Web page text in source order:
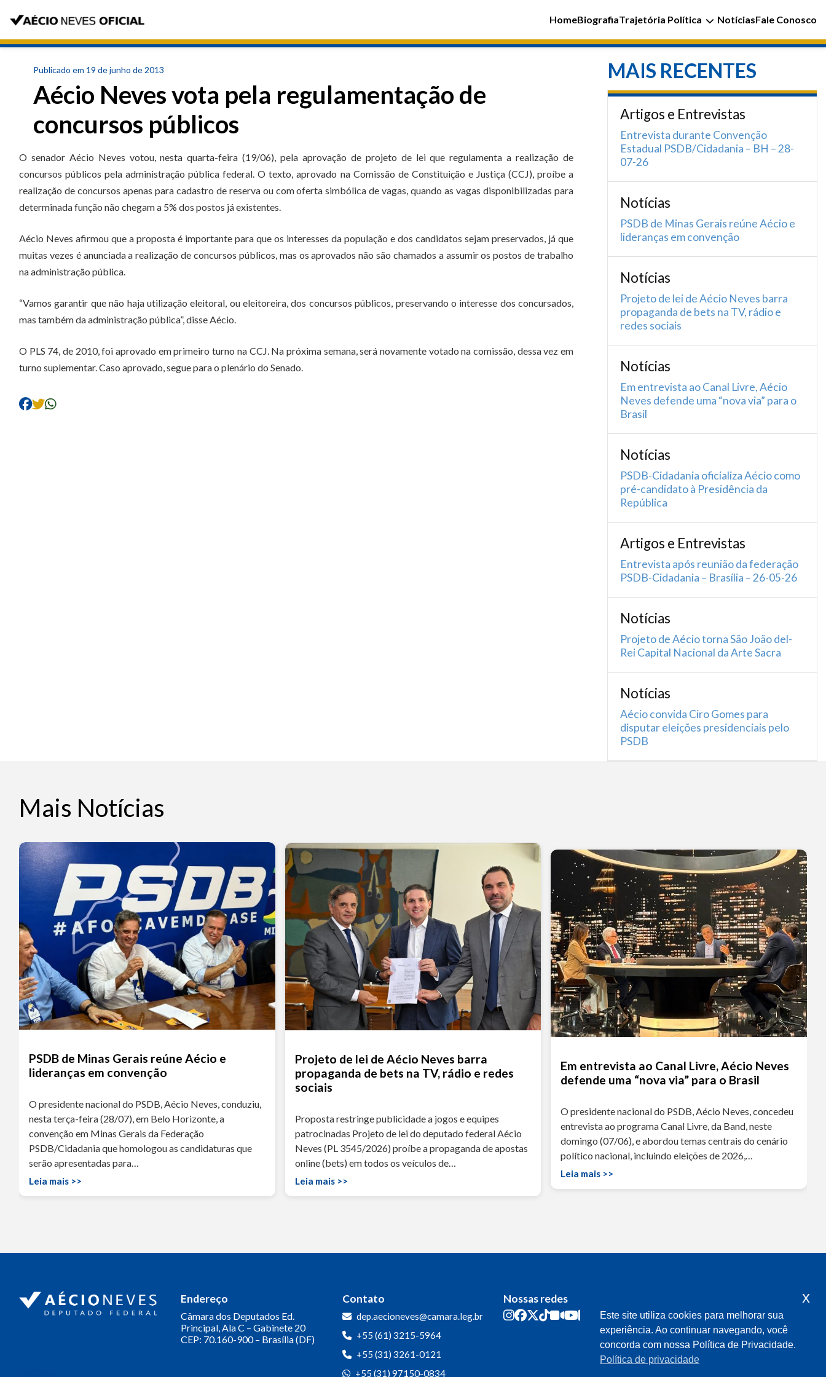
HomeBiografiaTrajetória Política NotíciasFale Conosco
Publicado em 19 de junho de 2013
Aécio Neves vota pela regulamentação de
concursos públicos
O senador Aécio Neves votou, nesta quarta-feira (19/06), pela aprovação de projeto de lei que regulamenta a realização de
concursos públicos pela administração pública federal. O texto, aprovado na Comissão de Constituição e Justiça (CCJ), proíbe a
realização de concursos apenas para cadastro de reserva ou com oferta simbólica de vagas, quando as vagas disponibilizadas para
determinada função não chegam a 5% dos postos já existentes.
Aécio Neves afirmou que a proposta é importante para que os interesses da população e dos candidatos sejam preservados, já que
muitas vezes é anunciada a realização de concursos públicos, mas os aprovados não são chamados a assumir os postos de trabalho
na administração pública.
“Vamos garantir que não haja utilização eleitoral, ou eleitoreira, dos concursos públicos, preservando o interesse dos concursados,
mas também da administração pública”, disse Aécio.
O PLS 74, de 2010, foi aprovado em primeiro turno na CCJ. Na próxima semana, será novamente votado na comissão, dessa vez em
turno suplementar. Caso aprovado, segue para o plenário do Senado.
MAIS RECENTES
Artigos e Entrevistas
Entrevista durante Convenção
Estadual PSDB/Cidadania – BH – 28-
07-26
Notícias
PSDB de Minas Gerais reúne Aécio e
lideranças em convenção
Notícias
Projeto de lei de Aécio Neves barra
propaganda de bets na TV, rádio e
redes sociais
Notícias
Em entrevista ao Canal Livre, Aécio
Neves defende uma “nova via” para o
Brasil
Notícias
PSDB-Cidadania oficializa Aécio como
pré-candidato à Presidência da
República
Artigos e Entrevistas
Entrevista após reunião da federação
PSDB-Cidadania – Brasília – 26-05-26
Notícias
Projeto de Aécio torna São João del-
Rei Capital Nacional da Arte Sacra
Notícias
Aécio convida Ciro Gomes para
disputar eleições presidenciais pelo
PSDB
Mais Notícias
PSDB de Minas Gerais reúne Aécio e
lideranças em convenção
O presidente nacional do PSDB, Aécio Neves, conduziu,
nesta terça-feira (28/07), em Belo Horizonte, a
convenção em Minas Gerais da Federação
PSDB/Cidadania que homologou as candidaturas que
serão apresentadas para…
Leia mais >>
Projeto de lei de Aécio Neves barra
propaganda de bets na TV, rádio e redes
sociais
Proposta restringe publicidade a jogos e equipes
patrocinadas Projeto de lei do deputado federal Aécio
Neves (PL 3545/2026) proíbe a propaganda de apostas
online (bets) em todos os veículos de…
Leia mais >>
Em entrevista ao Canal Livre, Aécio Neves
defende uma “nova via” para o Brasil
O presidente nacional do PSDB, Aécio Neves, concedeu
entrevista ao programa Canal Livre, da Band, neste
domingo (07/06), e abordou temas centrais do cenário
político nacional, incluindo eleições de 2026,…
Leia mais >>
Endereço
Câmara dos Deputados Ed.
Principal, Ala C – Gabinete 20
CEP: 70.160-900 – Brasília (DF)
Contato
dep.aecioneves@camara.leg.br
+55 (61) 3215-5964
+55 (31) 3261-0121
+55 (31) 97150-0834
Nossas redes
Este site utiliza cookies para melhorar sua
experiência. Ao continuar navegando, você
concorda com nossa Política de Privacidade.
Política de privacidade
x